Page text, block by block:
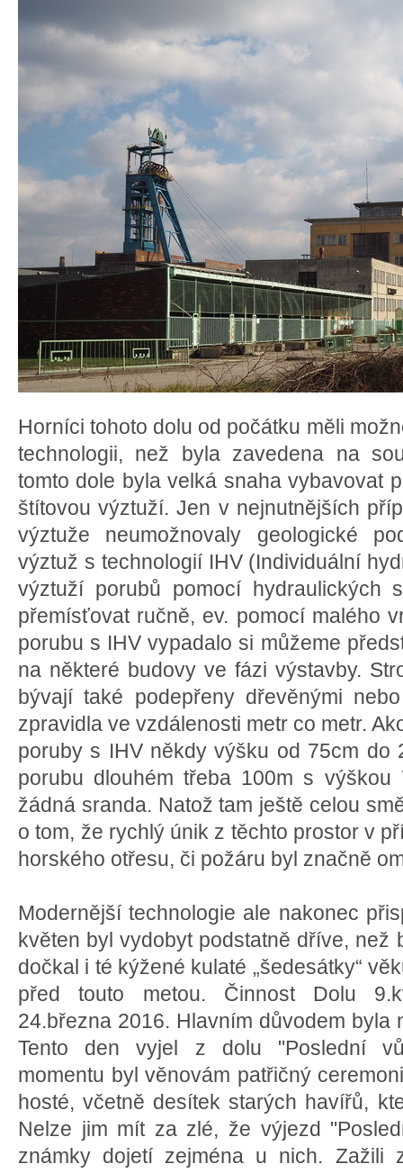
Horníci tohoto dolu od počátku měli
technologii, než byla zavedena na
tomto dole byla velká snaha vybavovat
štítovou výztuží. Jen v nejnutnějších
výztuže neumožnovaly geologické
výztuž s technologií IHV (Individuální
výztuží porubů pomocí hydraulických
přemísťovat ručně, ev. pomocí malého
porubu s IHV vypadalo si můžeme
na některé budovy ve fázi výstavby.
bývají také podepřeny dřevěnými
zpravidla ve vzdálenosti metr co metr.
poruby s IHV někdy výšku od 75cm do
porubu dlouhém třeba 100m s
žádná sranda. Natož tam ještě celou
o tom, že rychlý únik z těchto prostor v
horského otřesu, či požáru byl značně
Modernější technologie ale nakonec
květen byl vydobyt podstatně dříve, než
dočkal i té kýžené kulaté „šedesátky“
před touto metou. Činnost Dolu
24.března 2016. Hlavním důvodem byla
Tento den vyjel z dolu "Poslední
momentu byl věnovám patřičný
hosté, včetně desítek starých havířů,
Nelze jim mít za zlé, že výjezd
známky dojetí zejména u nich. Zažili